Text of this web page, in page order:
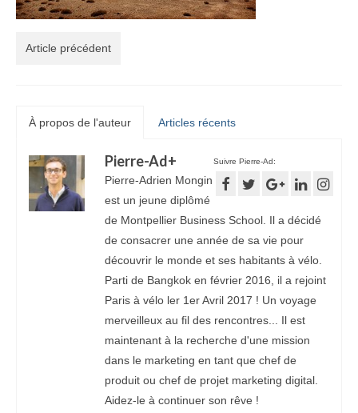
Article précédent
À propos de l'auteur Articles récents
Suivre Pierre-Ad:
Pierre-Ad+
Pierre-Adrien Mongin
est un jeune diplômé
de Montpellier Business School. Il a décidé
de consacrer une année de sa vie pour
découvrir le monde et ses habitants à vélo.
Parti de Bangkok en février 2016, il a rejoint
Paris à vélo ler 1er Avril 2017 ! Un voyage
merveilleux au fil des rencontres... Il est
maintenant à la recherche d'une mission
dans le marketing en tant que chef de
produit ou chef de projet marketing digital.
Aidez-le à continuer son rêve !